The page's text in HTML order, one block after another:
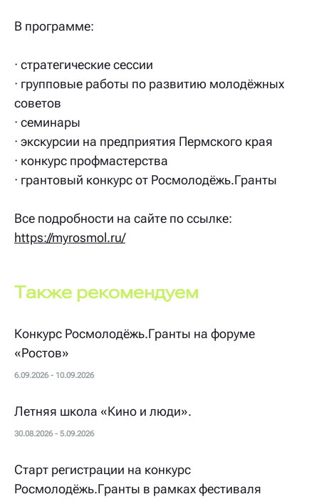
В программе:
· стратегические сессии
· групповые работы по развитию молодёжных
советов
· семинары
· экскурсии на предприятия Пермского края
· конкурс профмастерства
· грантовый конкурс от Росмолодёжь.Гранты
Все подробности на сайте по ссылке:
https://myrosmol.ru/
Также рекомендуем
Конкурс Росмолодёжь.Гранты на форуме
«Ростов»
6.09.2026 - 10.09.2026
Летняя школа «Кино и люди».
30.08.2026 - 5.09.2026
Старт регистрации на конкурс
Росмолодёжь.Гранты в рамках фестиваля